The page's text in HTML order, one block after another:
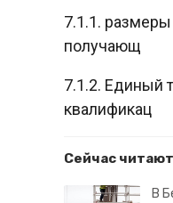
7.1.1.
получающ
7.1.2. Единый
квалификац
Сейчас читают
В